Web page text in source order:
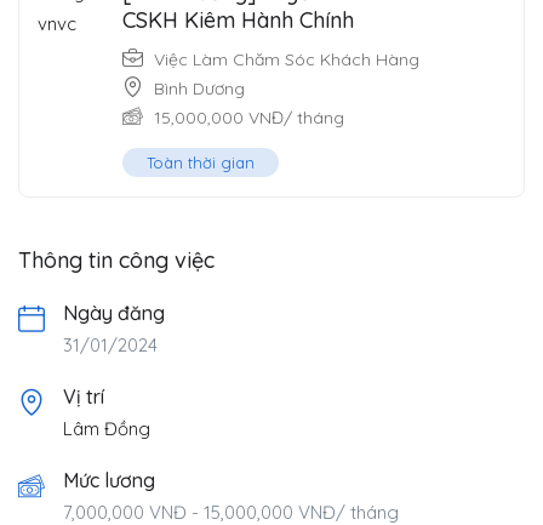
CSKH Kiêm Hành Chính
Việc Làm Chăm Sóc Khách Hàng
Bình Dương
15,000,000 VNĐ/ tháng
Toàn thời gian
Thông tin công việc
Ngày đăng
31/01/2024
Vị trí
Lâm Đồng
Mức lương
7,000,000 VNĐ - 15,000,000 VNĐ/ tháng